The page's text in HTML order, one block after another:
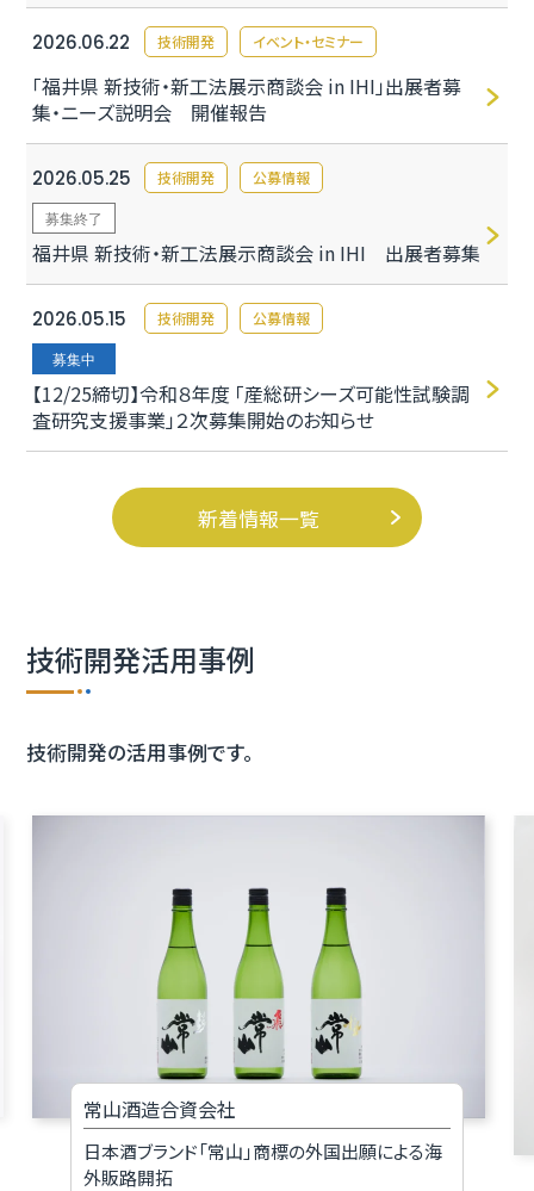
2026.06.22 技術開発 イベント・セミナー
「福井県 新技術・新工法展示商談会 in IHI」出展者募
集・ニーズ説明会 開催報告
2026.05.25 技術開発 公募情報
募集終了
福井県 新技術・新工法展示商談会 in IHI 出展者募集
2026.05.15 技術開発 公募情報
募集中
【12/25締切】令和８年度 「産総研シーズ可能性試験調
査研究支援事業」２次募集開始のお知らせ
新着情報一覧
技術開発活用事例
技術開発の活用事例です。
常山酒造合資会社
日本酒ブランド「常山」商標の外国出願による海
外販路開拓